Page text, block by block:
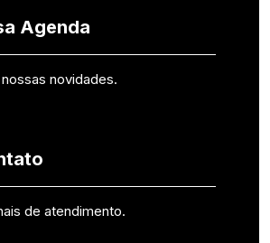
Agenda
novidades.
de atendimento.